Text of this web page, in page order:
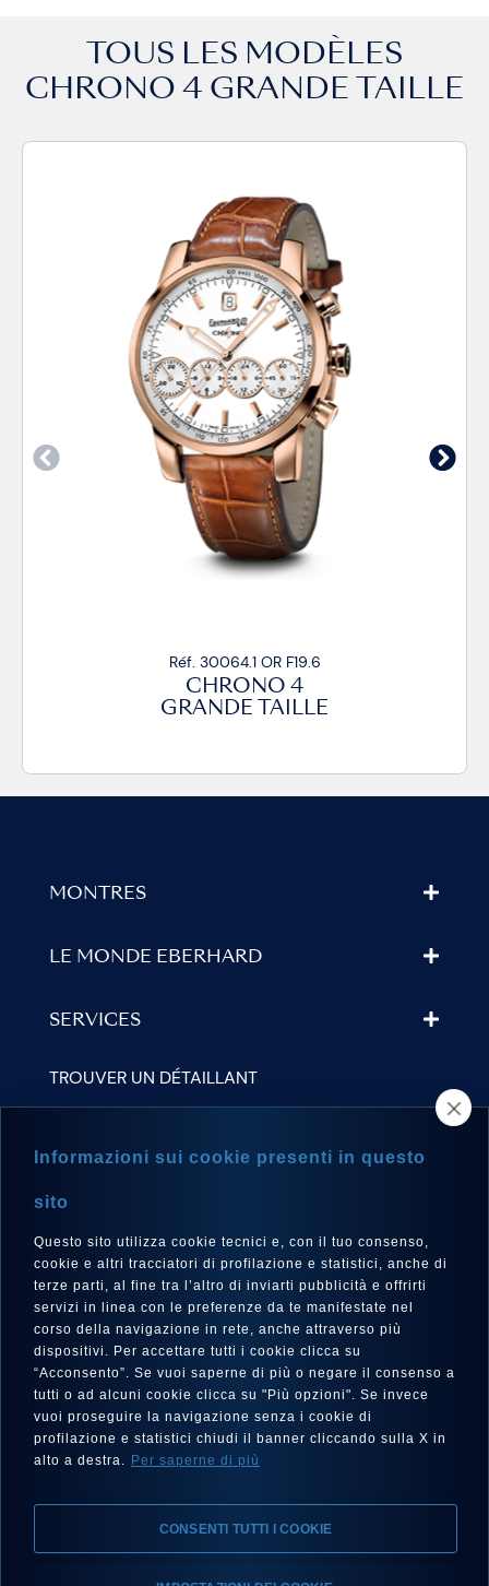
TOUS LES MODÈLES
CHRONO 4 GRANDE TAILLE
Réf. 30064.1 OR F19.6
CHRONO 4
GRANDE TAILLE
MONTRES
LE MONDE EBERHARD
SERVICES
TROUVER UN DÉTAILLANT
Français
SUIVEZ-NOUS SUR
Mentions Légales, Protection de la Vie Privée, Cookies
Informazioni sui cookie presenti in questo
sito
Questo sito utilizza cookie tecnici e, con il tuo consenso,
cookie e altri tracciatori di profilazione e statistici, anche di
terze parti, al fine tra l’altro di inviarti pubblicità e offrirti
servizi in linea con le preferenze da te manifestate nel
corso della navigazione in rete, anche attraverso più
dispositivi. Per accettare tutti i cookie clicca su
“Acconsento”. Se vuoi saperne di più o negare il consenso a
tutti o ad alcuni cookie clicca su "Più opzioni". Se invece
vuoi proseguire la navigazione senza i cookie di
profilazione e statistici chiudi il banner cliccando sulla X in
alto a destra. Per saperne di più
CONSENTI TUTTI I COOKIE